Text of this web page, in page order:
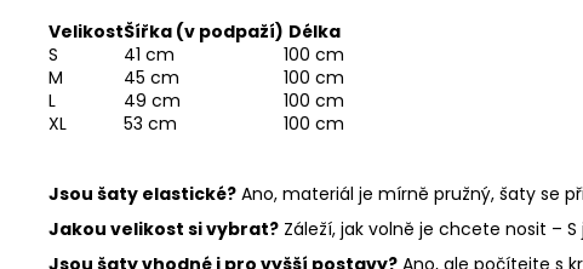
VelikostŠířka (v podpaží) Délka
S
41 cm
100 cm
M
45 cm
100 cm
L
49 cm
100 cm
XL
53 cm 100 cm
Jsou šaty elastické? Ano, materiál je mírně pružný, šaty se
Jakou velikost si vybrat? Záleží, jak volně je chcete nosit –
Jsou šaty vhodné i pro vyšší postavy? Ano, ale počítejte s